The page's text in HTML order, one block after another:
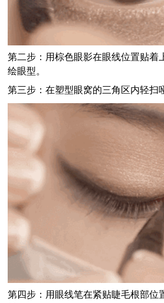
第二步： 用棕色眼影在眼线位置贴着
绘眼型。
第三步：在塑型眼窝的三角区内轻扫
第四步： 用眼线笔在紧贴睫毛根部位